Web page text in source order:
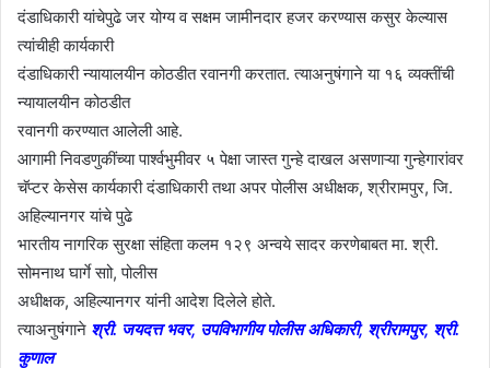
दंडाधिकारी यांचेपुढे जर योग्य व सक्षम जामीनदार हजर करण्यास कसुर केल्यास
त्यांचीही कार्यकारी
दंडाधिकारी न्यायालयीन कोठडीत रवानगी करतात. त्याअनुषंगाने या १६ व्यक्तींची
न्यायालयीन कोठडीत
रवानगी करण्यात आलेली आहे.
आगामी निवडणुकींच्या पार्श्वभुमीवर ५ पेक्षा जास्त गुन्हे दाखल असणाऱ्या गुन्हेगारांवर
चॅप्टर केसेस कार्यकारी दंडाधिकारी तथा अपर पोलीस अधीक्षक, श्रीरामपुर, जि.
अहिल्यानगर यांचे पुढे
भारतीय नागरिक सुरक्षा संहिता कलम १२९ अन्वये सादर करणेबाबत मा. श्री.
सोमनाथ घार्गे साो, पोलीस
अधीक्षक, अहिल्यानगर यांनी आदेश दिलेले होते.
त्याअनुषंगाने श्री. जयदत्त भवर, उपविभागीय पोलीस अधिकारी, श्रीरामपुर, श्री.
कुणाल